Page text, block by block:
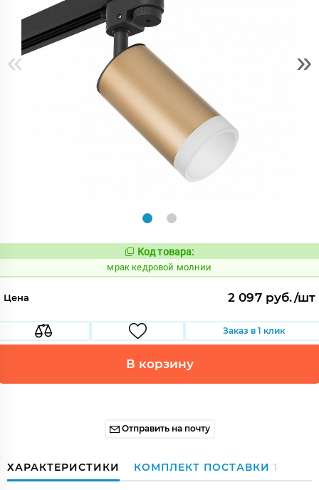
« »
Код:
1051678
Код товара:
мрак кедровой молнии
Цена 2 097 руб./шт
Заказ в 1 клик
В корзину
Отправить на почту
ХАРАКТЕРИСТИКИ КОМПЛЕКТ ПОСТАВКИ 1